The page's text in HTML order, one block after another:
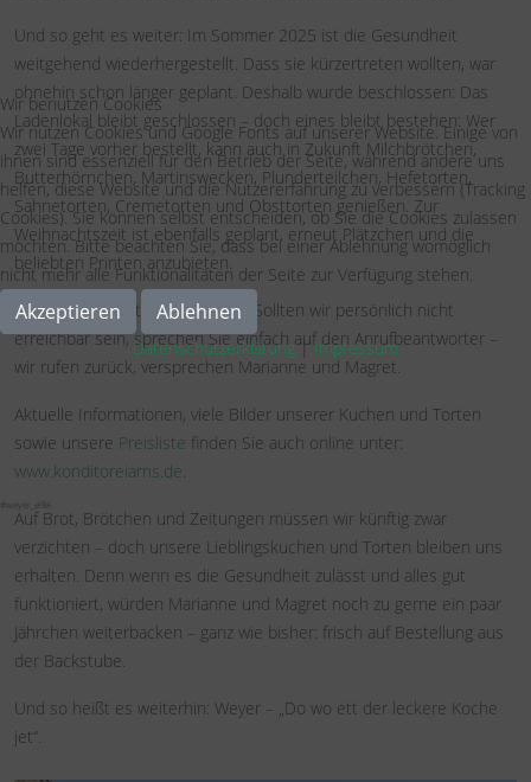
#weyer_eifel
Und so geht es weiter: Im Sommer 2025 ist die Gesundheit
weitgehend wiederhergestellt. Dass sie kürzertreten wollten, war
ohnehin schon länger geplant. Deshalb wurde beschlossen: Das
Ladenlokal bleibt geschlossen – doch eines bleibt bestehen: Wer
zwei Tage vorher bestellt, kann auch in Zukunft Milchbrötchen,
Butterhörnchen, Martinswecken, Plunderteilchen, Hefetorten,
Sahnetorten, Cremetorten und Obsttorten genießen. Zur
Weihnachtszeit ist ebenfalls geplant, erneut Plätzchen und die
beliebten Printen anzubieten.
Bestellungen unter:02484 443
. Sollten wir persönlich nicht
erreichbar sein, sprechen Sie einfach auf den Anrufbeantworter –
wir rufen zurück, versprechen Marianne und Magret.
Aktuelle Informationen, viele Bilder unserer Kuchen und Torten
sowie unsere Preisliste finden Sie auch online unter:
www.konditoreiarns.de.
Auf Brot, Brötchen und Zeitungen müssen wir künftig zwar
verzichten – doch unsere Lieblingskuchen und Torten bleiben uns
erhalten. Denn wenn es die Gesundheit zulässt und alles gut
funktioniert, würden Marianne und Magret noch zu gerne ein paar
Jährchen weiterbacken – ganz wie bisher: frisch auf Bestellung aus
der Backstube.
Und so heißt es weiterhin: Weyer – „Do wo ett der leckere Koche
jet“.
Wir benutzen Cookies
Wir nutzen Cookies und Google Fonts auf unserer Website. Einige von
ihnen sind essenziell für den Betrieb der Seite, während andere uns
helfen, diese Website und die Nutzererfahrung zu verbessern (Tracking
Cookies). Sie können selbst entscheiden, ob Sie die Cookies zulassen
möchten. Bitte beachten Sie, dass bei einer Ablehnung womöglich
nicht mehr alle Funktionalitäten der Seite zur Verfügung stehen.
Akzeptieren Ablehnen
Datenschutzerklärung| Impressum